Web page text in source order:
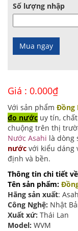
Số lượng nhập
Giá : 0.000₫
Với sản phẩm Đồng
đo nước uy tín,
chuộng trên thị
Nước Asahi là dòng
nước với kiểu dáng
định và bền.
Thông tin chi tiết
Tên sản phẩm:
Hãng sản xuất:
Công Nghệ: Nhật
Xuất xứ: Thái Lan
Model: WVM